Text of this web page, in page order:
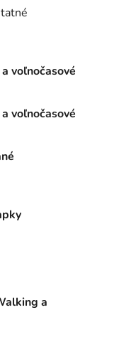
voľnočasové
voľnočasové
a